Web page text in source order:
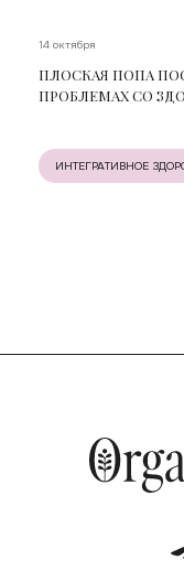
14 октября
ПЛОСКАЯ ПОПА
ПРОБЛЕМАХ СО
ИНТЕГРАТИВНОЕ